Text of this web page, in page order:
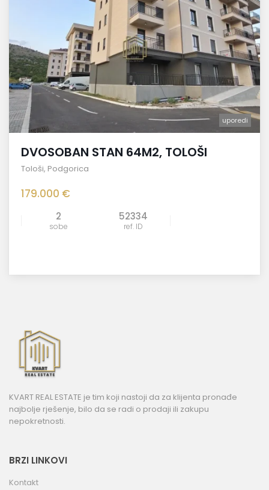
uporedi
DVOSOBAN STAN 64M2, TOLOŠI
Tološi, Podgorica
179.000 €
2
sobe
52334
ref. ID
KVART REAL ESTATE je tim koji nastoji da za klijenta pronađe
najbolje rješenje, bilo da se radi o prodaji ili zakupu
nepokretnosti.
BRZI LINKOVI
Kontakt